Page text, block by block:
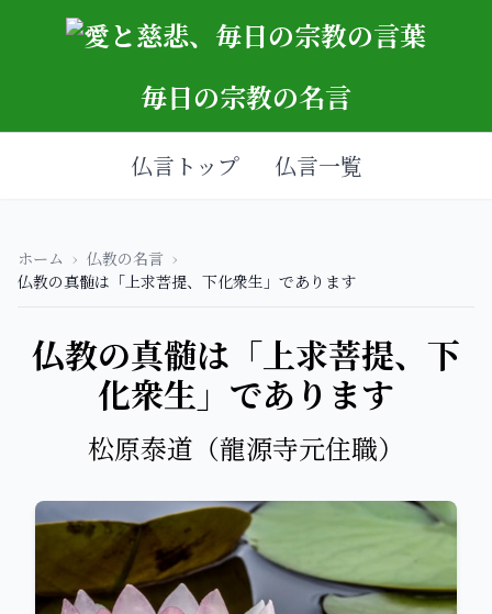
毎日の宗教の名言
仏言トップ 仏言一覧
ホーム › 仏教の名言 ›
仏教の真髄は「上求菩提、下化衆生」であります
仏教の真髄は「上求菩提、下
化衆生」であります
松原泰道（龍源寺元住職）